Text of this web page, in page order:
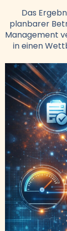
Das
planbarer
Management
in einen